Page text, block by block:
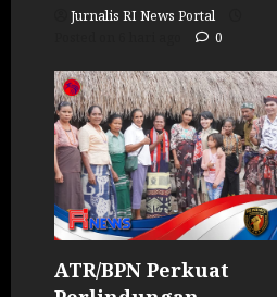
Jurnalis RI News Portal
0
ATR/BPN Perkuat